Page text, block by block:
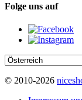
Folge uns auf
© 2010-2026